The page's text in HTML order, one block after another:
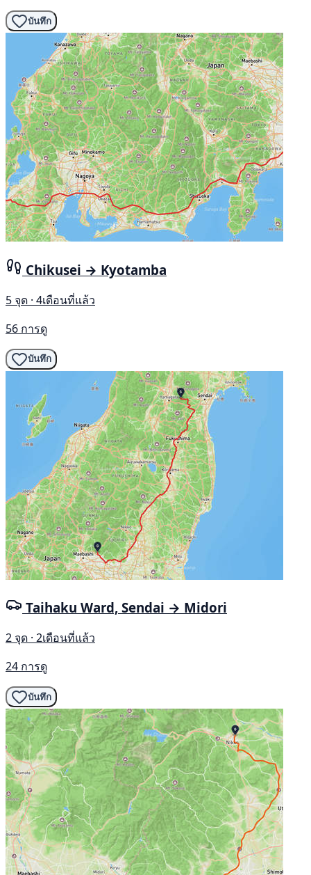
บันทึก
Chikusei → Kyotamba
5 จุด · 4เดือนที่แล้ว
56 การดู
บันทึก
Taihaku Ward, Sendai → Midori
2 จุด · 2เดือนที่แล้ว
24 การดู
บันทึก